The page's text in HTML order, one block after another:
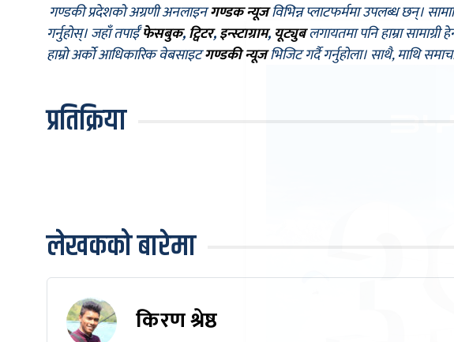
गण्डकी प्रदेशको अग्रणी अनलाइनगण्डक न्यूजविभिन्न प्लाटफर्ममा उपलब्ध छन्।
गर्नुहोस्। जहाँ तपाईँफेसबुक,ट्विटर,इन्स्टाग्राम, यूट्युबलगायतमा पनि हाम्रा
हाम्रो अर्को आधिकारिक वेबसाइटगण्डकी न्यूजभिजिट गर्दै गर्नुहोला। साथै, माथि
प्रतिक्रिया
लेखकको बारेमा
किरण श्रेष्ठ